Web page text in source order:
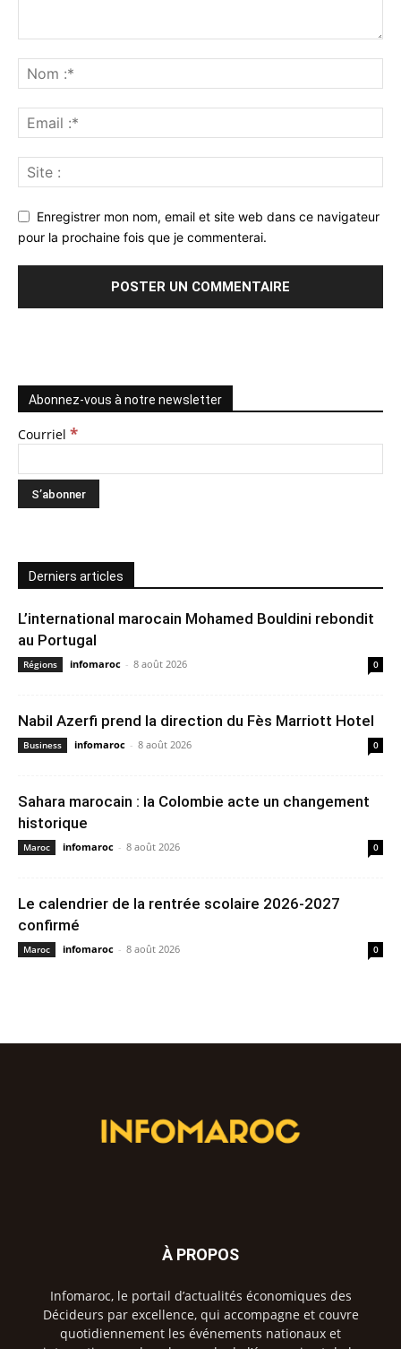
Enregistrer mon nom, email et site web dans ce navigateur
pour la prochaine fois que je commenterai.
Abonnez-vous à notre newsletter
Courriel *
Derniers articles
L’international marocain Mohamed Bouldini rebondit
au Portugal
Régions infomaroc - 8 août 2026 0
Nabil Azerfi prend la direction du Fès Marriott Hotel
Business infomaroc - 8 août 2026 0
Sahara marocain : la Colombie acte un changement
historique
Maroc infomaroc - 8 août 2026 0
Le calendrier de la rentrée scolaire 2026-2027
confirmé
Maroc infomaroc - 8 août 2026 0
À PROPOS
Infomaroc, le portail d’actualités économiques des
Décideurs par excellence, qui accompagne et couvre
quotidiennement les événements nationaux et